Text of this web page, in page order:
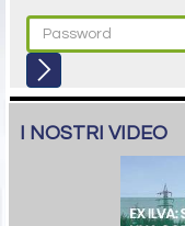
I NOSTRI VIDEO